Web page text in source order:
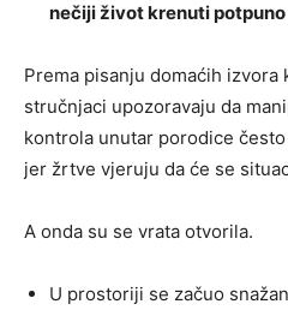
nečiji život krenuti
Prema pisanju domaćih izvora
stručnjaci upozoravaju da
kontrola unutar porodice
jer žrtve vjeruju da će se
A onda su se vrata otvorila.
U prostoriji se začuo